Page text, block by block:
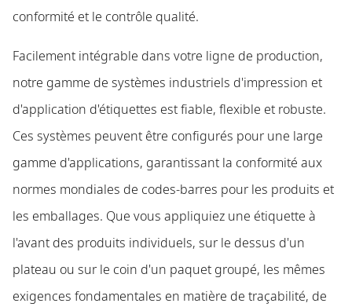
conformité et le contrôle qualité.
Facilement intégrable dans votre ligne de production,
notre gamme de systèmes industriels d'impression et
d'application d'étiquettes est fiable, flexible et robuste.
Ces systèmes peuvent être configurés pour une large
gamme d'applications, garantissant la conformité aux
normes mondiales de codes-barres pour les produits et
les emballages. Que vous appliquiez une étiquette à
l'avant des produits individuels, sur le dessus d'un
plateau ou sur le coin d'un paquet groupé, les mêmes
exigences fondamentales en matière de traçabilité, de